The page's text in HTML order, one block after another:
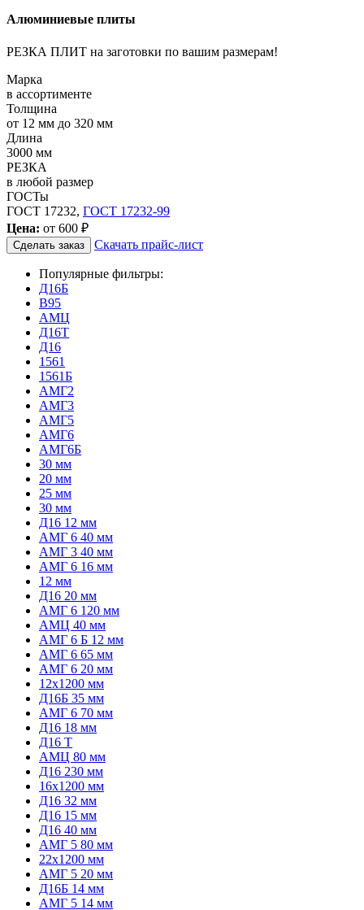
Алюминиевые плиты
РЕЗКА ПЛИТ на заготовки по вашим размерам!
Марка
в ассортименте
Толщина
от 12 мм до 320 мм
Длина
3000 мм
РЕЗКА
в любой размер
ГОСТы
ГОСТ 17232, ГОСТ 17232-99
Цена: от 600 ₽
Сделать заказ Скачать прайс-лист
Популярные фильтры:
Д16Б
В95
АМЦ
Д16Т
Д16
1561
1561Б
АМГ2
АМГ3
АМГ5
АМГ6
АМГ6Б
30 мм
20 мм
25 мм
30 мм
Д16 12 мм
АМГ 6 40 мм
АМГ 3 40 мм
АМГ 6 16 мм
12 мм
Д16 20 мм
АМГ 6 120 мм
АМЦ 40 мм
АМГ 6 Б 12 мм
АМГ 6 65 мм
АМГ 6 20 мм
12х1200 мм
Д16Б 35 мм
АМГ 6 70 мм
Д16 18 мм
Д16 Т
АМЦ 80 мм
Д16 230 мм
16х1200 мм
Д16 32 мм
Д16 15 мм
Д16 40 мм
АМГ 5 80 мм
22х1200 мм
АМГ 5 20 мм
Д16Б 14 мм
АМГ 5 14 мм